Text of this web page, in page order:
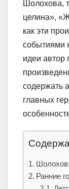
Шолохова,
целина»,
как эти
событиями
идеи автор
содержать
главных
Ранние